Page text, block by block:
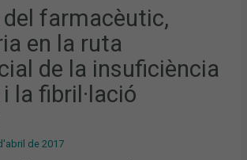
del farmacèutic,
en la ruta
de la insuficiència
la fibril·lació
de 2017